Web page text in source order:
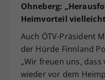
Ohneberg:
Heimvorteil
Auch ÖTV-Präsident
der Hürde Finnland
„Wir freuen uns,
wieder vor dem